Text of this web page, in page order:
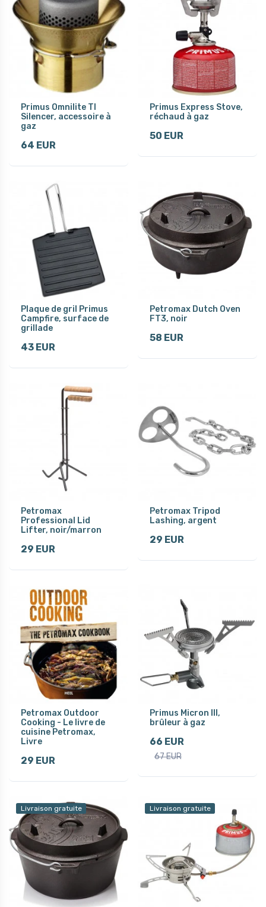
Primus Omnilite TI
Silencer, accessoire à
gaz
64 EUR
Primus Express Stove,
réchaud à gaz
50 EUR
Plaque de gril Primus
Campfire, surface de
grillade
43 EUR
Petromax Dutch Oven
FT3, noir
58 EUR
Petromax
Professional Lid
Lifter, noir/marron
29 EUR
Petromax Tripod
Lashing, argent
29 EUR
Petromax Outdoor
Cooking - Le livre de
cuisine Petromax,
Livre
29 EUR
Primus Micron III,
brûleur à gaz
66 EUR
67 EUR
Livraison gratuite Livraison gratuite